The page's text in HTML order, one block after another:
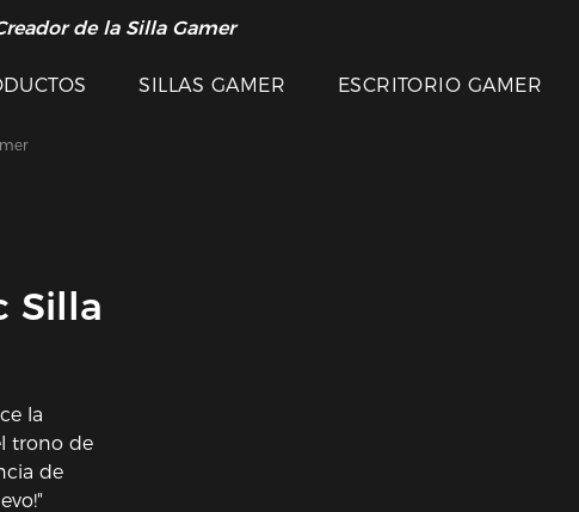
de la Silla Gamer
SILLAS GAMER ESCRITORIO GAMER
Silla
la
trono de
de